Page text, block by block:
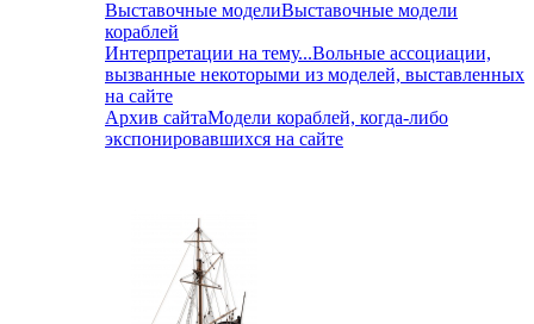
Выставочные моделиВыставочные модели
кораблей
Интерпретации на тему...Вольные ассоциации,
вызванные некоторыми из моделей, выставленных
на сайте
Архив сайтаМодели кораблей, когда-либо
экспонировавшихся на сайте